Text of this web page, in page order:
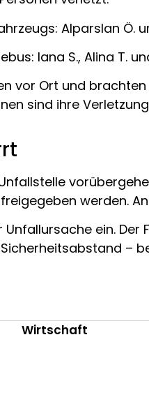
Alparslan Ö.
Iana S., Alina T.
vor Ort und
sind ihre
werden.
Unfallursache ein.
–
Wirtschaft